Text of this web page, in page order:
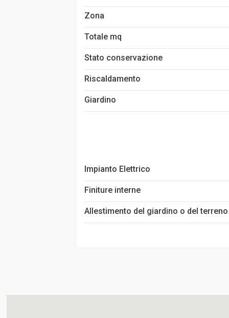
Zona
Totale mq
Stato conservazione
Riscaldamento
Giardino
Impianto Elettrico
Finiture interne
Allestimento del giardino o del terreno